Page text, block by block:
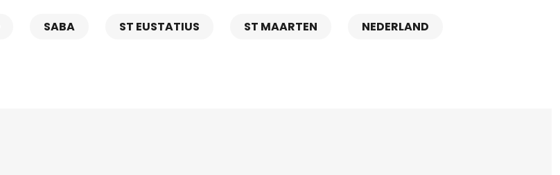
SABA ST EUSTATIUS ST MAARTEN NEDERLAND